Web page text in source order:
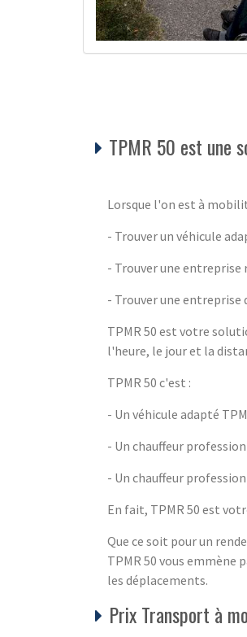
TPMR 50 est une
Lorsque l'on est à
- Trouver un véhicule
- Trouver une entreprise
- Trouver une entreprise
TPMR 50 est votre
l'heure, le jour et la
TPMR 50 c'est :
- Un véhicule adapté
- Un chauffeur
- Un chauffeur
En fait, TPMR 50 est
Que ce soit pour un
TPMR 50 vous
les déplacements.
Prix Transport à